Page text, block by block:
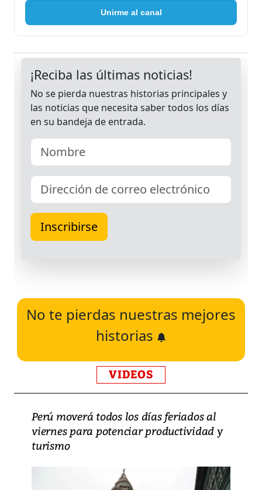
Unirme al canal
No te pierdas nuestras mejores
historias
VIDEOS
Perú moverá todos los días feriados al
viernes para potenciar productividad y
turismo